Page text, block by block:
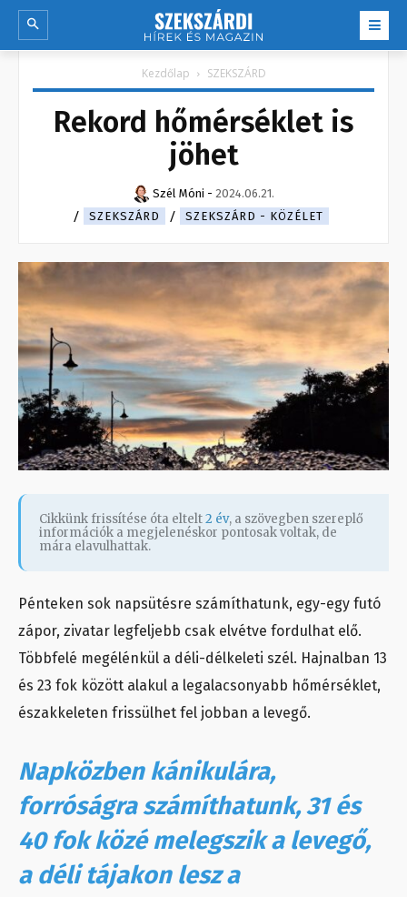
Kezdőlap SZEKSZÁRD
Rekord hőmérséklet is
jöhet
Szél Móni - 2024.06.21.
SZEKSZÁRD
SZEKSZÁRD - KÖZÉLET
Cikkünk frissítése óta eltelt2 év, a szövegben szereplő
információk a megjelenéskor pontosak voltak, de
mára elavulhattak.
Pénteken sok napsütésre számíthatunk, egy-egy futó
zápor, zivatar legfeljebb csak elvétve fordulhat elő.
Többfelé megélénkül a déli-délkeleti szél. Hajnalban 13
és 23 fok között alakul a legalacsonyabb hőmérséklet,
északkeleten frissülhet fel jobban a levegő.
Napközben kánikulára,
forróságra számíthatunk, 31 és
40 fok közé melegszik a levegő,
a déli tájakon lesz a